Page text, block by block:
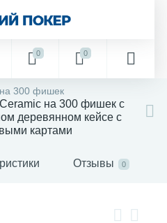
0 0
300 фишек
на 300 фишек с
деревянном кейсе с
картами
Отзывы 0